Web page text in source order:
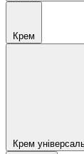
Крем
Крем